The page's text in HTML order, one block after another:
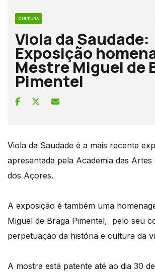
CULTURA
Viola da Saudade:
Exposição
Mestre Miguel de
Pimentel
Viola da Saudade é a mais recente
apresentada pela Academia das Artes
dos Açores.
A exposição é também uma
Miguel de Braga Pimentel, pelo seu
perpetuação da história e cultura da
A mostra está patente até ao dia 30